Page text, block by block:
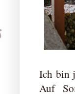
Ich bin
Auf